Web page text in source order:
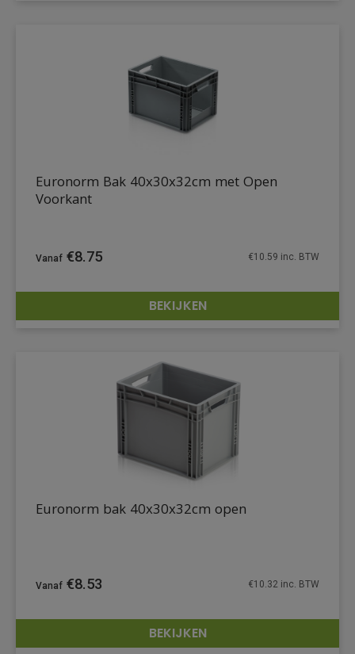
DETAILS
Euronorm Bak 40x30x32cm met Open
Voorkant
€8.75 €10.59 inc. BTW
BEKIJKEN
DETAILS
Euronorm bak 40x30x32cm open
€8.53 €10.32 inc. BTW
BEKIJKEN